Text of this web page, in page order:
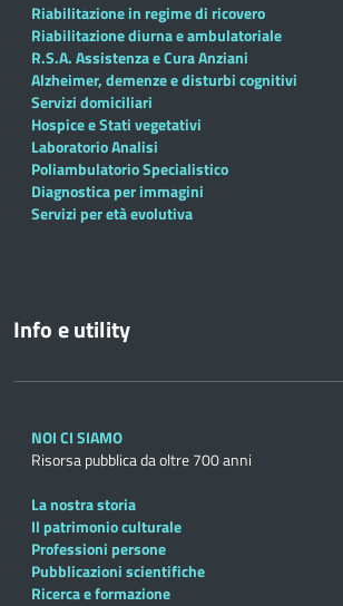
Riabilitazione in regime di ricovero
Riabilitazione diurna e ambulatoriale
R.S.A. Assistenza e Cura Anziani
Alzheimer, demenze e disturbi cognitivi
Servizi domiciliari
Hospice e Stati vegetativi
Laboratorio Analisi
Poliambulatorio Specialistico
Diagnostica per immagini
Servizi per età evolutiva
Info e utility
NOI CI SIAMO
Risorsa pubblica da oltre 700 anni
La nostra storia
Il patrimonio culturale
Professioni persone
Pubblicazioni scientifiche
Ricerca e formazione